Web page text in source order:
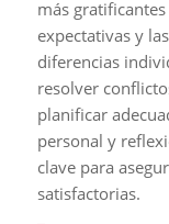
más
expectativas y
diferencias
resolver
planificar
personal y
clave para
satisfactorias.